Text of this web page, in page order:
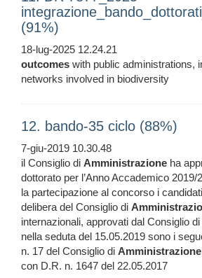
(91%)
18-lug-2025 12.24.21
outcomes with public administrations,
networks involved in biodiversity
12. bando-35 ciclo (88%)
7-giu-2019 10.30.48
il Consiglio di Amministrazione ha
dottorato per l’Anno Accademico
la partecipazione al concorso i
delibera del Consiglio di
internazionali, approvati dal Consiglio di
nella seduta del 15.05.2019 sono i
n. 17 del Consiglio di Amministrazione
con D.R. n. 1647 del 22.05.2017